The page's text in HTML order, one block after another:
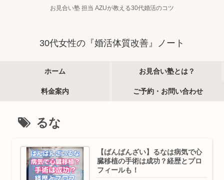
お見合い塾 担当 AZUが教える30代婚活のコツ
30代女性の『婚活体質改善』ノート
ホーム お見合い塾とは？
料金案内 ご予約・お問い合わせ
るな
【ばんばんざい】るなは病気で心
臓移植の手術は成功？経歴とプロ
フィールも！